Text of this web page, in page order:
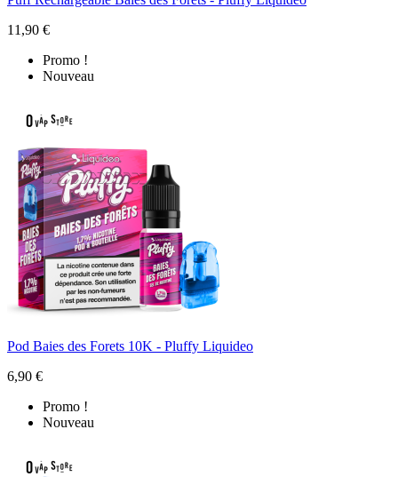
11,90 €
Promo !
Nouveau
Pod Baies des Forets 10K - Pluffy Liquideo
6,90 €
Promo !
Nouveau